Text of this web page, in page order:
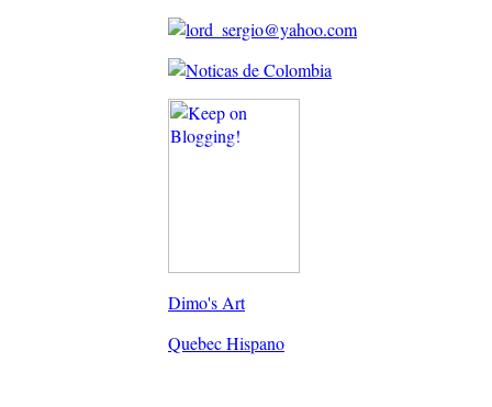
Dimo's Art
Quebec Hispano